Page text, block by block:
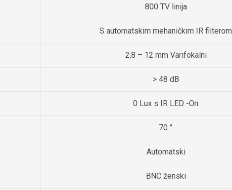
800 TV linija
S automatskim mehaničkim IR filterom
2,8 – 12 mm Varifokalni
> 48 dB
0 Lux s IR LED -On
70 °
Automatski
BNC ženski